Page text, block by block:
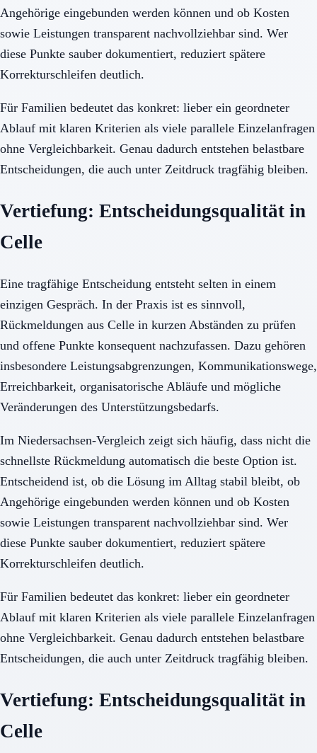
Angehörige eingebunden werden können und ob Kosten
sowie Leistungen transparent nachvollziehbar sind. Wer
diese Punkte sauber dokumentiert, reduziert spätere
Korrekturschleifen deutlich.
Für Familien bedeutet das konkret: lieber ein geordneter
Ablauf mit klaren Kriterien als viele parallele Einzelanfragen
ohne Vergleichbarkeit. Genau dadurch entstehen belastbare
Entscheidungen, die auch unter Zeitdruck tragfähig bleiben.
Vertiefung: Entscheidungsqualität in
Celle
Eine tragfähige Entscheidung entsteht selten in einem
einzigen Gespräch. In der Praxis ist es sinnvoll,
Rückmeldungen aus Celle in kurzen Abständen zu prüfen
und offene Punkte konsequent nachzufassen. Dazu gehören
insbesondere Leistungsabgrenzungen, Kommunikationswege,
Erreichbarkeit, organisatorische Abläufe und mögliche
Veränderungen des Unterstützungsbedarfs.
Im Niedersachsen-Vergleich zeigt sich häufig, dass nicht die
schnellste Rückmeldung automatisch die beste Option ist.
Entscheidend ist, ob die Lösung im Alltag stabil bleibt, ob
Angehörige eingebunden werden können und ob Kosten
sowie Leistungen transparent nachvollziehbar sind. Wer
diese Punkte sauber dokumentiert, reduziert spätere
Korrekturschleifen deutlich.
Für Familien bedeutet das konkret: lieber ein geordneter
Ablauf mit klaren Kriterien als viele parallele Einzelanfragen
ohne Vergleichbarkeit. Genau dadurch entstehen belastbare
Entscheidungen, die auch unter Zeitdruck tragfähig bleiben.
Vertiefung: Entscheidungsqualität in
Celle